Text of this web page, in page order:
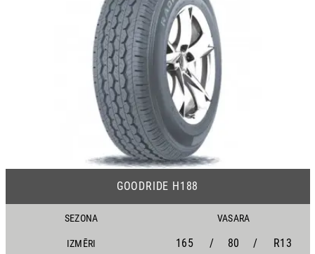
GOODRIDE H188
SEZONA VASARA
IZMĒRI 165 / 80 / R13